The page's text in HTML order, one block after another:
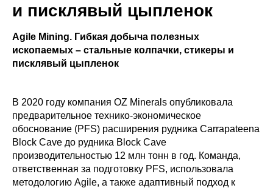
и писклявый цыпленок
Agile Mining. Гибкая добыча полезных
ископаемых – стальные колпачки, стикеры и
писклявый цыпленок
В 2020 году компания OZ Minerals опубликовала
предварительное технико-экономическое
обоснование (PFS) расширения рудника Carrapateena
Block Cave до рудника Block Cave
производительностью 12 млн тонн в год. Команда,
ответственная за подготовку PFS, использовала
методологию Agile, а также адаптивный подход к